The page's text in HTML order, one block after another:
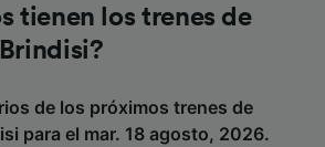
tienen los trenes de
de los próximos trenes de
para el mar. 18 agosto, 2026.